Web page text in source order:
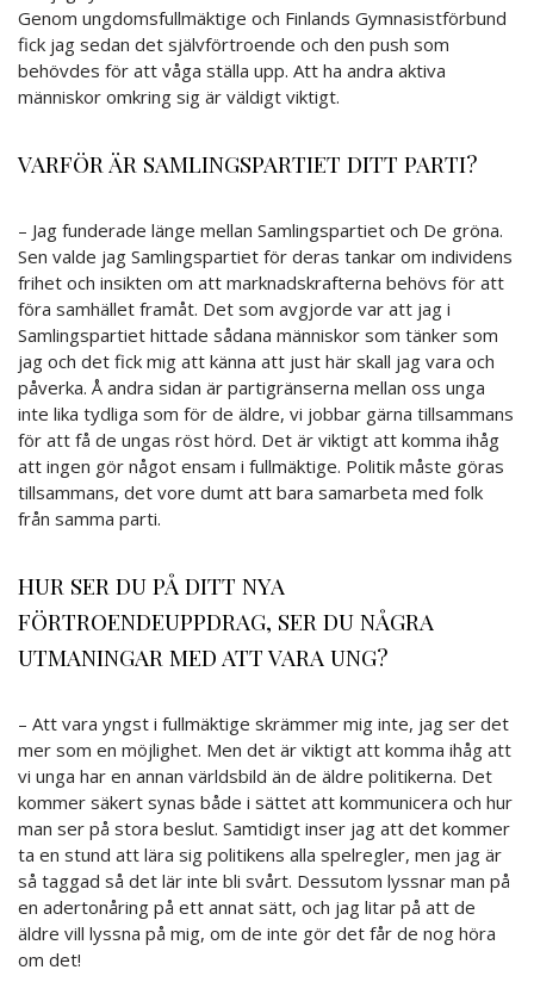
Genom ungdomsfullmäktige och Finlands Gymnasistförbund
fick jag sedan det självförtroende och den push som
behövdes för att våga ställa upp. Att ha andra aktiva
människor omkring sig är väldigt viktigt.
VARFÖR ÄR SAMLINGSPARTIET DITT PARTI?
– Jag funderade länge mellan Samlingspartiet och De gröna.
Sen valde jag Samlingspartiet för deras tankar om individens
frihet och insikten om att marknadskrafterna behövs för att
föra samhället framåt. Det som avgjorde var att jag i
Samlingspartiet hittade sådana människor som tänker som
jag och det fick mig att känna att just här skall jag vara och
påverka. Å andra sidan är partigränserna mellan oss unga
inte lika tydliga som för de äldre, vi jobbar gärna tillsammans
för att få de ungas röst hörd. Det är viktigt att komma ihåg
att ingen gör något ensam i fullmäktige. Politik måste göras
tillsammans, det vore dumt att bara samarbeta med folk
från samma parti.
HUR SER DU PÅ DITT NYA
FÖRTROENDEUPPDRAG, SER DU NÅGRA
UTMANINGAR MED ATT VARA UNG?
– Att vara yngst i fullmäktige skrämmer mig inte, jag ser det
mer som en möjlighet. Men det är viktigt att komma ihåg att
vi unga har en annan världsbild än de äldre politikerna. Det
kommer säkert synas både i sättet att kommunicera och hur
man ser på stora beslut. Samtidigt inser jag att det kommer
ta en stund att lära sig politikens alla spelregler, men jag är
så taggad så det lär inte bli svårt. Dessutom lyssnar man på
en adertonåring på ett annat sätt, och jag litar på att de
äldre vill lyssna på mig, om de inte gör det får de nog höra
om det!